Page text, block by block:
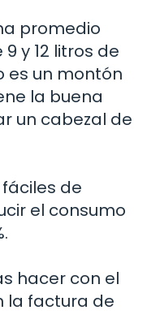
promedio
y 12 litros de
es un montón
la buena
un cabezal de
de
el consumo
hacer con el
la factura de